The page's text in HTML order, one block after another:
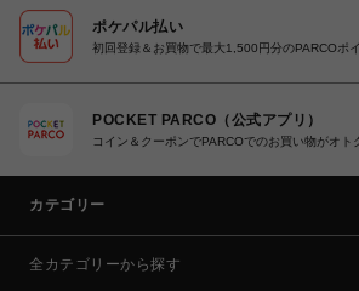
ポケパル払い
初回登録＆お買物で最大1,500円分のPARCOポ
POCKET PARCO（公式アプリ）
コイン＆クーポンでPARCOでのお買い物がオト
カテゴリー
全カテゴリーから探す